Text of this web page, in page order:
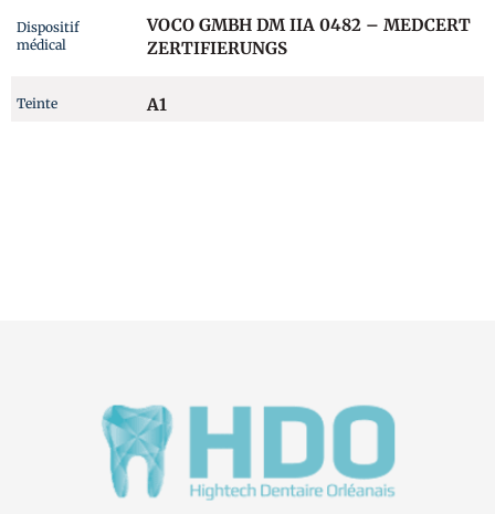
Dispositif
médical
VOCO GMBH DM IIA 0482 – MEDCERT
ZERTIFIERUNGS
Teinte A1